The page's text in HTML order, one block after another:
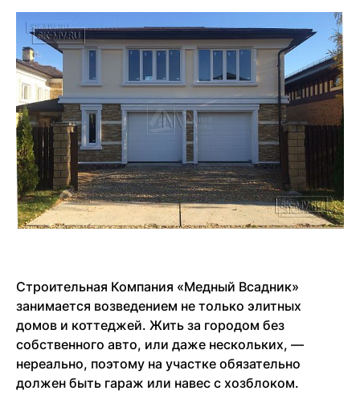
Строительная Компания «Медный Всадник»
занимается возведением не только элитных
домов и коттеджей. Жить за городом без
собственного авто, или даже нескольких, —
нереально, поэтому на участке обязательно
должен быть гараж или навес с хозблоком.